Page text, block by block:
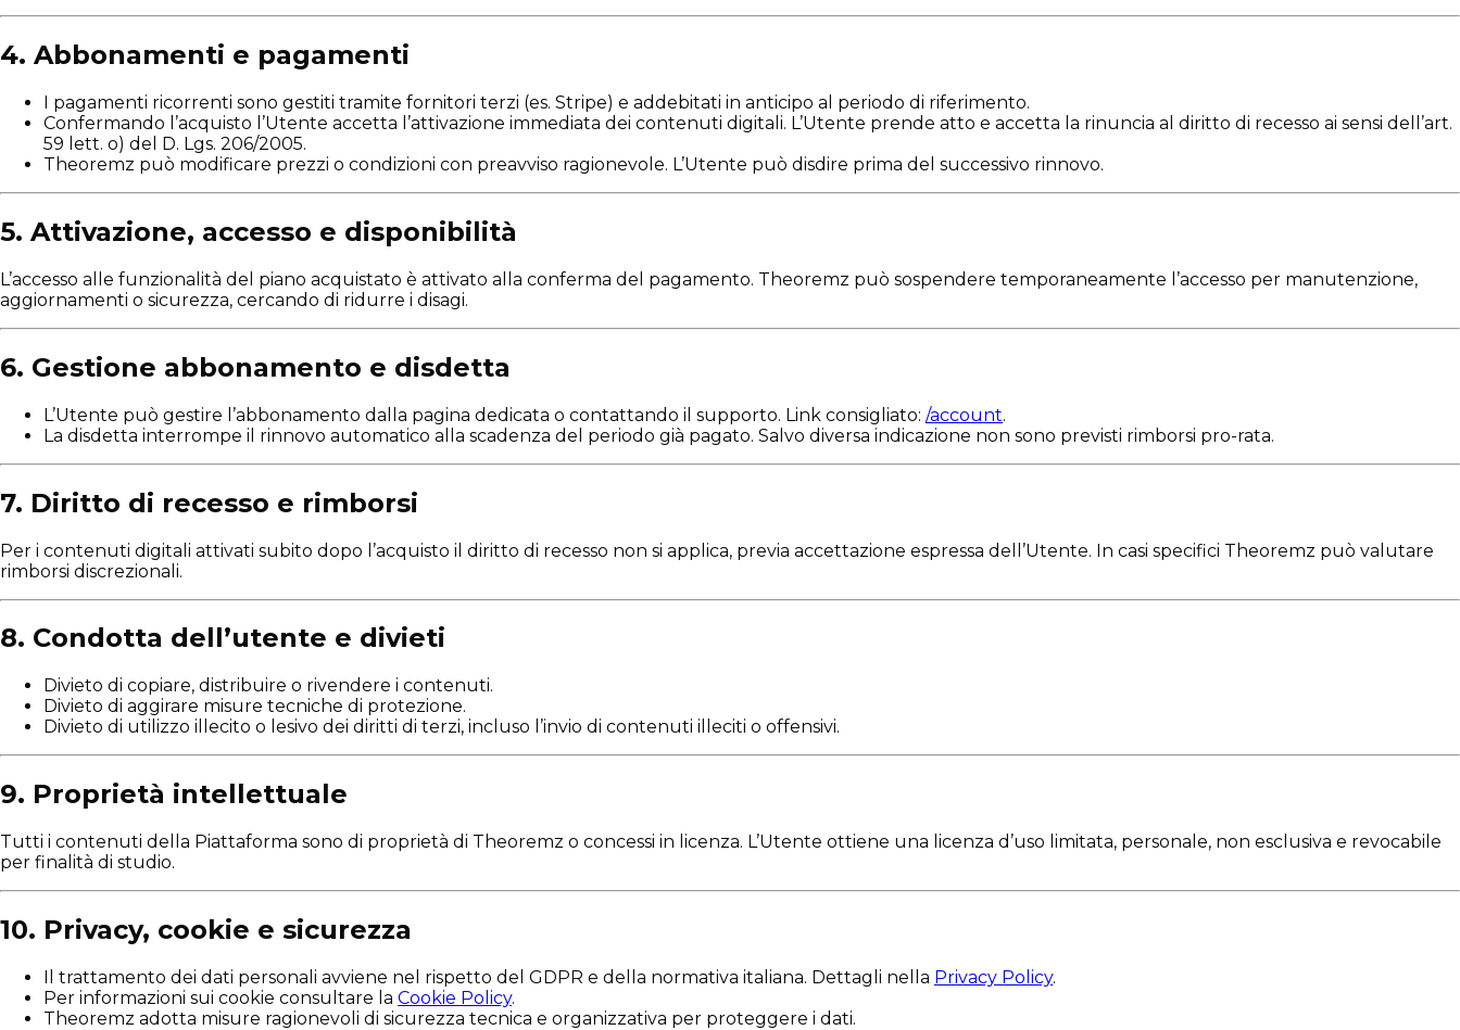
4. Abbonamenti e pagamenti
I pagamenti ricorrenti sono gestiti tramite fornitori terzi (es. Stripe) e addebitati in anticipo al periodo di riferimento.
Confermando l’acquisto l’Utente accetta l’attivazione immediata dei contenuti digitali. L’Utente prende atto e accetta la rinuncia al diritto di recesso ai sensi dell’art.
59 lett. o) del D. Lgs. 206/2005.
Theoremz può modificare prezzi o condizioni con preavviso ragionevole. L’Utente può disdire prima del successivo rinnovo.
5. Attivazione, accesso e disponibilità
L’accesso alle funzionalità del piano acquistato è attivato alla conferma del pagamento. Theoremz può sospendere temporaneamente l’accesso per manutenzione,
aggiornamenti o sicurezza, cercando di ridurre i disagi.
6. Gestione abbonamento e disdetta
L’Utente può gestire l’abbonamento dalla pagina dedicata o contattando il supporto. Link consigliato: /account.
La disdetta interrompe il rinnovo automatico alla scadenza del periodo già pagato. Salvo diversa indicazione non sono previsti rimborsi pro-rata.
7. Diritto di recesso e rimborsi
Per i contenuti digitali attivati subito dopo l’acquisto il diritto di recesso non si applica, previa accettazione espressa dell’Utente. In casi specifici Theoremz può valutare
rimborsi discrezionali.
8. Condotta dell’utente e divieti
Divieto di copiare, distribuire o rivendere i contenuti.
Divieto di aggirare misure tecniche di protezione.
Divieto di utilizzo illecito o lesivo dei diritti di terzi, incluso l’invio di contenuti illeciti o offensivi.
9. Proprietà intellettuale
Tutti i contenuti della Piattaforma sono di proprietà di Theoremz o concessi in licenza. L’Utente ottiene una licenza d’uso limitata, personale, non esclusiva e revocabile
per finalità di studio.
10. Privacy, cookie e sicurezza
Il trattamento dei dati personali avviene nel rispetto del GDPR e della normativa italiana. Dettagli nella Privacy Policy.
Per informazioni sui cookie consultare la Cookie Policy.
Theoremz adotta misure ragionevoli di sicurezza tecnica e organizzativa per proteggere i dati.